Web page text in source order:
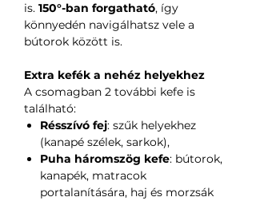
is. 150°-ban forgatható, így
könnyedén navigálhatsz vele a
bútorok között is.
Extra kefék a nehéz helyekhez
A csomagban 2 további kefe is
található:
Résszívó fej: szűk helyekhez
(kanapé szélek, sarkok),
Puha háromszög kefe: bútorok,
kanapék, matracok
portalanítására, haj és morzsák